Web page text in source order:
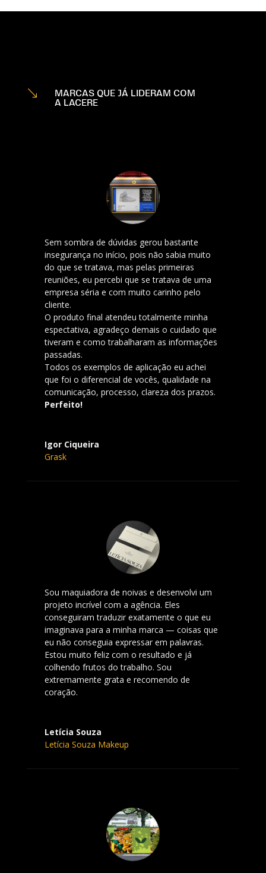
'
MARCAS QUE JÁ LIDERAM COM
A LACERE
Sem sombra de dúvidas gerou bastante
insegurança no início, pois não sabia muito
do que se tratava, mas pelas primeiras
reuniões, eu percebi que se tratava de uma
empresa séria e com muito carinho pelo
cliente.
O produto final atendeu totalmente minha
espectativa, agradeço demais o cuidado que
tiveram e como trabalharam as informações
passadas.
Todos os exemplos de aplicação eu achei
que foi o diferencial de vocês, qualidade na
comunicação, processo, clareza dos prazos.
Perfeito!
Igor Ciqueira
Grask
Sou maquiadora de noivas e desenvolvi um
projeto incrível com a agência. Eles
conseguiram traduzir exatamente o que eu
imaginava para a minha marca — coisas que
eu não conseguia expressar em palavras.
Estou muito feliz com o resultado e já
colhendo frutos do trabalho. Sou
extremamente grata e recomendo de
coração.
Letícia Souza
Letícia Souza Makeup